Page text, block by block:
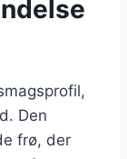
Den
frø, der